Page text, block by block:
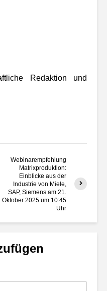
Redaktion und
Webinarempfehlung
Matrixproduktion:
Einblicke aus der
Industrie von Miele,
SAP, Siemens am 21.
Oktober 2025 um 10:45
Uhr